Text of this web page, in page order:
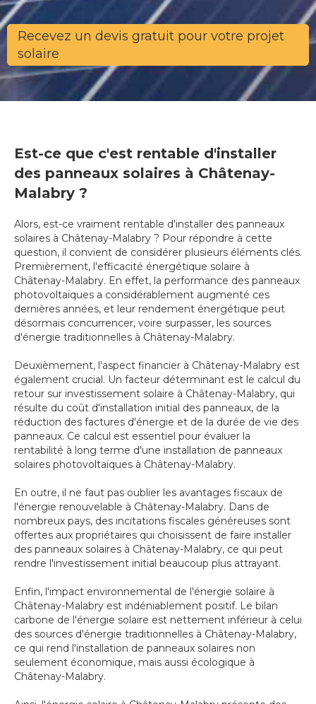
Recevez un devis gratuit pour votre projet
solaire
Est-ce que c'est rentable d'installer
des panneaux solaires à Châtenay-
Malabry ?
Alors, est-ce vraiment rentable d'installer des panneaux
solaires à Châtenay-Malabry ? Pour répondre à cette
question, il convient de considérer plusieurs éléments clés.
Premièrement, l'efficacité énergétique solaire à
Châtenay-Malabry. En effet, la performance des panneaux
photovoltaïques a considérablement augmenté ces
dernières années, et leur rendement énergétique peut
désormais concurrencer, voire surpasser, les sources
d'énergie traditionnelles à Châtenay-Malabry.
Deuxièmement, l'aspect financier à Châtenay-Malabry est
également crucial. Un facteur déterminant est le calcul du
retour sur investissement solaire à Châtenay-Malabry, qui
résulte du coût d'installation initial des panneaux, de la
réduction des factures d'énergie et de la durée de vie des
panneaux. Ce calcul est essentiel pour évaluer la
rentabilité à long terme d'une installation de panneaux
solaires photovoltaïques à Châtenay-Malabry.
En outre, il ne faut pas oublier les avantages fiscaux de
l'énergie renouvelable à Châtenay-Malabry. Dans de
nombreux pays, des incitations fiscales généreuses sont
offertes aux propriétaires qui choisissent de faire installer
des panneaux solaires à Châtenay-Malabry, ce qui peut
rendre l'investissement initial beaucoup plus attrayant.
Enfin, l'impact environnemental de l'énergie solaire à
Châtenay-Malabry est indéniablement positif. Le bilan
carbone de l'énergie solaire est nettement inférieur à celui
des sources d'énergie traditionnelles à Châtenay-Malabry,
ce qui rend l'installation de panneaux solaires non
seulement économique, mais aussi écologique à
Châtenay-Malabry.